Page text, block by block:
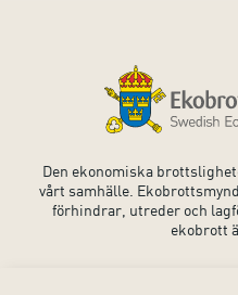
Den ekonomiska
vårt samhälle.
förhindrar, utreder och
ekobrott